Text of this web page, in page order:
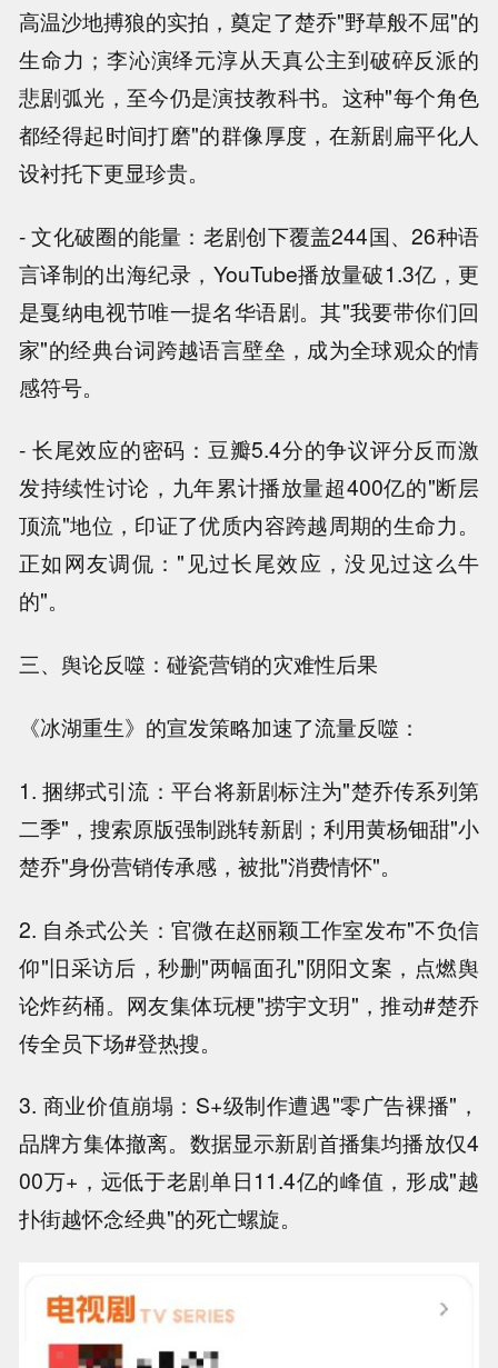
高温沙地搏狼的实拍，奠定了楚乔"野草般不屈"的
生命力；李沁演绎元淳从天真公主到破碎反派的
悲剧弧光，至今仍是演技教科书。这种"每个角色
都经得起时间打磨"的群像厚度，在新剧扁平化人
设衬托下更显珍贵。
- 文化破圈的能量：老剧创下覆盖244国、26种语
言译制的出海纪录，YouTube播放量破1.3亿，更
是戛纳电视节唯一提名华语剧。其"我要带你们回
家"的经典台词跨越语言壁垒，成为全球观众的情
感符号。
- 长尾效应的密码：豆瓣5.4分的争议评分反而激
发持续性讨论，九年累计播放量超400亿的"断层
顶流"地位，印证了优质内容跨越周期的生命力。
正如网友调侃："见过长尾效应，没见过这么牛
的"。
三、舆论反噬：碰瓷营销的灾难性后果
《冰湖重生》的宣发策略加速了流量反噬：
1. 捆绑式引流：平台将新剧标注为"楚乔传系列第
二季"，搜索原版强制跳转新剧；利用黄杨钿甜"小
楚乔"身份营销传承感，被批"消费情怀"。
2. 自杀式公关：官微在赵丽颖工作室发布"不负信
仰"旧采访后，秒删"两幅面孔"阴阳文案，点燃舆
论炸药桶。网友集体玩梗"捞宇文玥"，推动#楚乔
传全员下场#登热搜。
3. 商业价值崩塌：S+级制作遭遇"零广告裸播"，
品牌方集体撤离。数据显示新剧首播集均播放仅4
00万+，远低于老剧单日11.4亿的峰值，形成"越
扑街越怀念经典"的死亡螺旋。